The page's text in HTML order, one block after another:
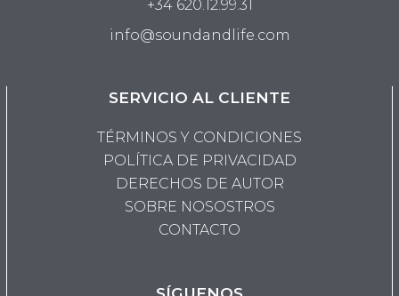
+34 620.12.99.31
info@soundandlife.com
SERVICIO AL CLIENTE
TÉRMINOS Y CONDICIONES
POLÍTICA DE PRIVACIDAD
DERECHOS DE AUTOR
SOBRE NOSOSTROS
CONTACTO